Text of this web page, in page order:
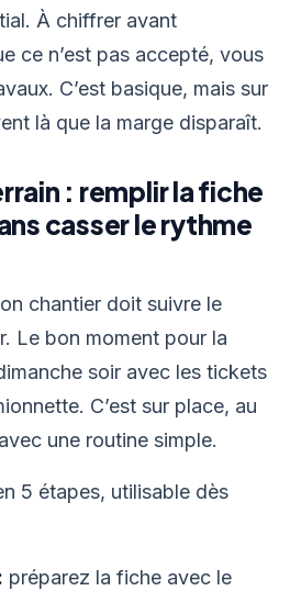
À chiffrer avant
ce n’est pas accepté, vous
C’est basique, mais sur
là que la marge disparaît.
: remplir la fiche
casser le rythme
chantier doit suivre le
Le bon moment pour la
soir avec les tickets
C’est sur place, au
une routine simple.
5 étapes, utilisable dès
préparez la fiche avec le